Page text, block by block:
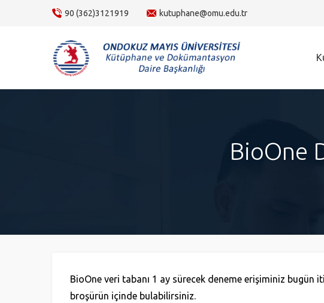
90 (362)3121919 kutuphane@omu.edu.tr
BioOne
BioOne veri tabanı 1 ay sürecek deneme erişiminiz bugün
broşürün içinde bulabilirsiniz.